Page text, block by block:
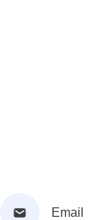
Email